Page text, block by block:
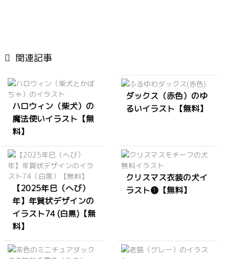
 関連記事
ハロウィン（柴犬）の
魔法使いイラスト【無
料】
ダックス（赤色）のゆ
るいイラスト【無料】
【2025年巳（へび）
年】年賀状デザインの
イラスト74 (白黒)【無
料】
クリスマス衣装の犬イ
ラスト❶【無料】